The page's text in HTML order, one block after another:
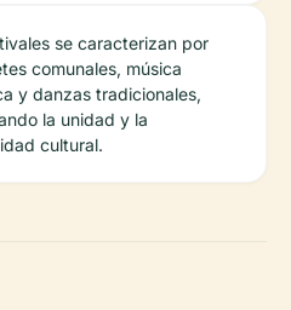
se caracterizan por
comunales, música
y danzas tradicionales,
la unidad y la
cultural.